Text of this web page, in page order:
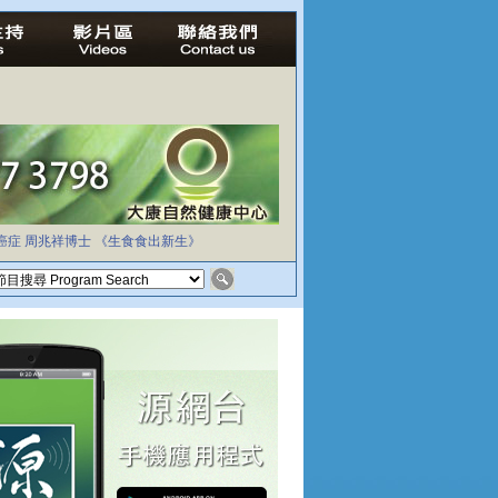
症 周兆祥博士 《生食食出新生》